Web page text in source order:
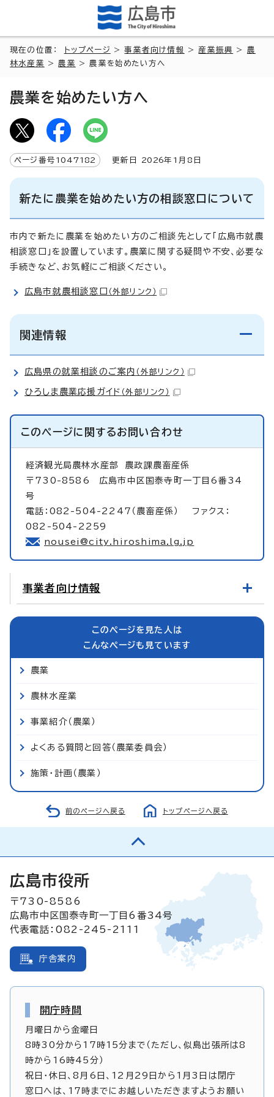
現在の位置： トップページ >事業者向け情報 > 産業振興 > 農
林水産業
> 農業 > 農業を始めたい方へ
農業を始めたい方へ
ページ番号 1047182 更新日 2026年1月8日
新たに農業を始めたい方の相談窓口について
市内で新たに農業を始めたい方のご相談先として「広島市就農
相談窓口」を設置しています。農業に関する疑問や不安、必要な
手続きなど、お気軽にご相談ください。
広島市就農相談窓口 （外部リンク）
関連情報
広島県の就業相談のご案内 （外部リンク）
ひろしま農業応援ガイド （外部リンク）
このページに関するお問い合わせ
経済観光局農林水産部 農政課農畜産係
〒730-8586 広島市中区国泰寺町一丁目6番34
号
電話：082-504-2247（農畜産係） ファクス：
082-504-2259
nousei@city.hiroshima.lg.jp
事業者向け情報
このページを見た人は
こんなページも見ています
農業
農林水産業
事業紹介（農業）
よくある質問と回答（農業委員会）
施策・計画（農業）
前のページへ戻る トップページへ戻る
広島市役所
〒730-8586
広島市中区国泰寺町一丁目6番34号
代表電話：082-245-2111
庁舎案内
開庁時間
月曜日から金曜日
8時30分から17時15分まで（ただし、似島出張所は8
時から16時45分）
祝日・休日、8月6日、12月29日から1月3日は閉庁
窓口へは、17時までにお越しいただきますようお願い